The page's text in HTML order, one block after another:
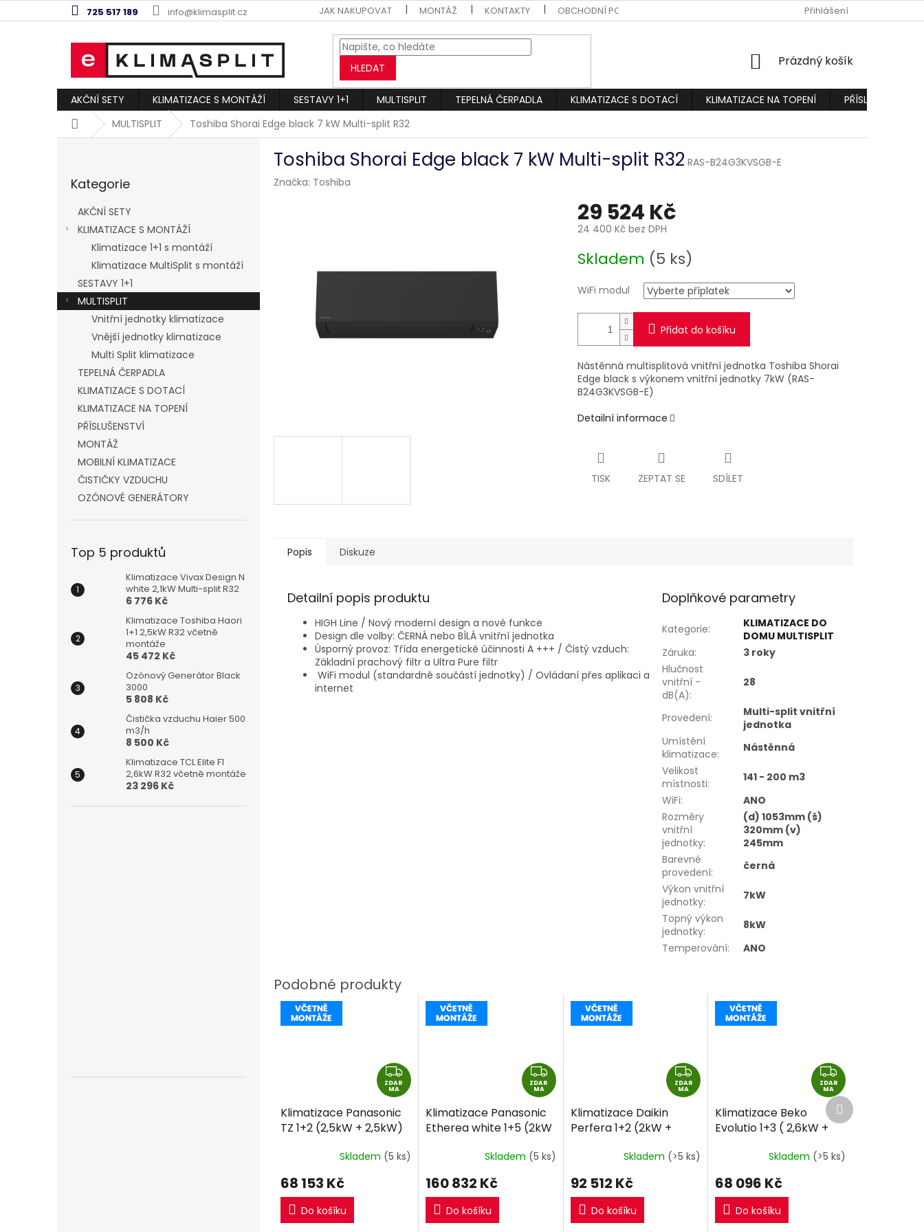
na
725 517 189 info@klimasplit.cz JAK NAKUPOVAT MONTÁŽ KONTAKTY OBCHODNÍ PODMÍNKY PODMÍNKY OCHRANY OSOBNÍCH ÚDAJŮ
Přihlášení
HLEDAT
NÁKUPNÍ
Prázdný košík
AKČNÍ SETY KLIMATIZACE S MONTÁŽÍ SESTAVY 1+1 MULTISPLIT TEPELNÁ ČERPADLA KLIMATIZACE S DOTACÍ KLIMATIZACE NA TOPENÍ
PŘÍSLUŠENSTVÍ
DomůMULTISPLIT Toshiba Shorai Edge black 7 kW Multi-split R32
a
n
kategorie
Kategorie
AKČNÍ SETY
KLIMATIZACE S MONTÁŽÍ
Klimatizace 1+1 s montáží
Klimatizace MultiSplit s montáží
SESTAVY 1+1
MULTISPLIT
Vnitřní jednotky klimatizace
Vnější jednotky klimatizace
Multi Split klimatizace
TEPELNÁ ČERPADLA
KLIMATIZACE S DOTACÍ
KLIMATIZACE NA TOPENÍ
PŘÍSLUŠENSTVÍ
MONTÁŽ
MOBILNÍ KLIMATIZACE
ČISTIČKY VZDUCHU
OZÓNOVÉ GENERÁTORY
Top 5 produktů
Klimatizace Vivax Design N
white 2,1kW Multi-split R32
6 776 Kč
Klimatizace Toshiba Haori
1+1 2,5kW R32 včetně
montáže
45 472 Kč
Ozónový Generátor Black
3000
5 808 Kč
Čistička vzduchu Haier 500
m3/h
8 500 Kč
Klimatizace TCL Elite F1
2,6kW R32 včetně montáže
23 296 Kč
Toshiba Shorai Edge black 7 kW Multi-split R32 RAS-B24G3KVSGB-E
Značka: Toshiba
29 524 Kč
24 400 Kčbez DPH
cena:
Skladem (5 ks)
WiFi modul
Přidat do košíku
Nástěnná multisplitová vnitřní jednotka Toshiba Shorai
Edge black s výkonem vnitřní jednotky 7kW (RAS-
B24G3KVSGB-E)
Detailní informace
TISK ZEPTAT SE SDÍLET
Popis Diskuze
Detailní popis produktu
HIGH Line / Nový moderní design a nové funkce
Design dle volby: ČERNÁ nebo BÍLÁ vnitřní jednotka
Úsporný provoz: Třída energetické účinnosti A +++ / Čistý vzduch:
Základní prachový filtr a Ultra Pure filtr
WiFi modul (standardně součástí jednotky) / Ovládaní přes aplikaci a
internet
Doplňkové parametry
Kategorie:
KLIMATIZACE DO
DOMU MULTISPLIT
Záruka:
3 roky
Hlučnost
vnitřní -
dB(A):
28
Provedení:
Multi-split vnitřní
jednotka
Umístění
klimatizace:
Nástěnná
Velikost
místnosti:
141 - 200 m3
WiFi:
ANO
Rozměry
vnitřní
jednotky:
(d) 1053mm (š)
320mm (v)
245mm
Barevné
provedení:
černá
Výkon vnitřní
jednotky:
7kW
Topný výkon
jednotky:
8kW
Temperování: ANO
Z
D
R
M
A
ZDAR
MA
Klimatizace Panasonic
TZ 1+2 (2,5kW + 2,5kW)
Skladem (5 ks)
68 153 Kč
Do košíku
Z
D
R
M
A
ZDAR
MA
Klimatizace Panasonic
Etherea white 1+5 (2kW
2kW) Multi-split R32
včetně montáže
Skladem (5 ks)
160 832 Kč
Do košíku
Z
D
A
ZDAR
MA
Klimatizace Daikin
Perfera 1+2 (2kW +
včetně montáže
Skladem (>5 ks)
92 512 Kč
Do košíku
Z
D
A
R
A
ZDAR
MA
Klimatizace Beko
Evolutio 1+3 ( 2,6kW +
split R32 včetně
+dárek
zdarma
Skladem (>5 ks)
68 096 Kč
Do košíku
Další
produkt